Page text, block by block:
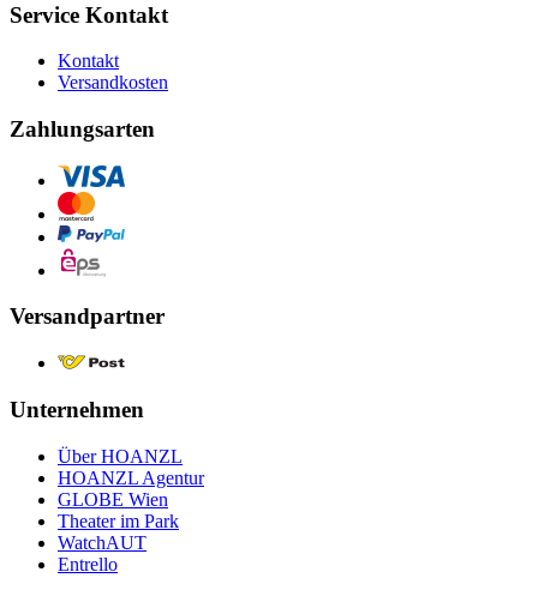
Service Kontakt
Kontakt
Versandkosten
Zahlungsarten
Versandpartner
Unternehmen
Über HOANZL
HOANZL Agentur
GLOBE Wien
Theater im Park
WatchAUT
Entrello